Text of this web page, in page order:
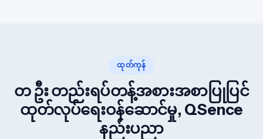
ထုတ်ကုန်
တ ဦး တည်းရပ်တန့်အစားအစာပြုပြင်
ထုတ်လုပ်ရေးဝန်ဆောင်မှု, QSence
နည်းပညာ